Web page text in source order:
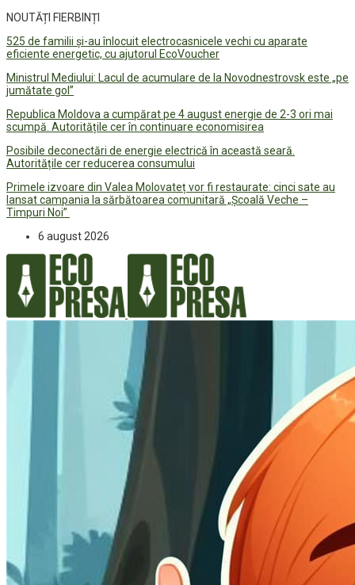
NOUTĂȚI FIERBINȚI
525 de familii și-au înlocuit electrocasnicele vechi cu aparate
eficiente energetic, cu ajutorul EcoVoucher
Ministrul Mediului: Lacul de acumulare de la Novodnestrovsk este „pe
jumătate gol”
Republica Moldova a cumpărat pe 4 august energie de 2-3 ori mai
scumpă. Autoritățile cer în continuare economisirea
Posibile deconectări de energie electrică în această seară.
Autoritățile cer reducerea consumului
Primele izvoare din Valea Molovateț vor fi restaurate: cinci sate au
lansat campania la sărbătoarea comunitară „Școală Veche –
Timpuri Noi”
6 august 2026